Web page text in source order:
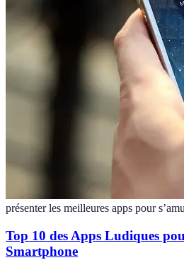
présenter les meilleures apps pour
Top 10 des Apps Ludiques
Smartphone